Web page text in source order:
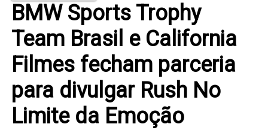
BMW Sports Trophy
Team Brasil e California
Filmes fecham parceria
para divulgar Rush No
Limite da Emoção